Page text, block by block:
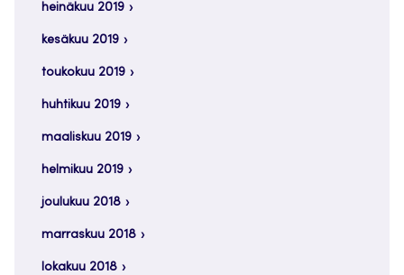
heinäkuu 2019
kesäkuu 2019
toukokuu 2019
huhtikuu 2019
maaliskuu 2019
helmikuu 2019
joulukuu 2018
marraskuu 2018
lokakuu 2018